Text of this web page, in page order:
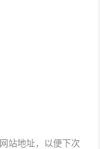
站地址，以便下次